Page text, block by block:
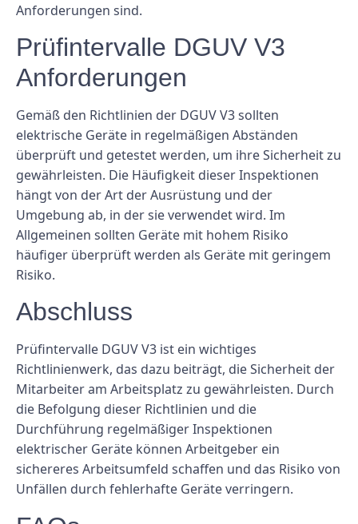
Anforderungen sind.
Prüfintervalle DGUV V3
Anforderungen
Gemäß den Richtlinien der DGUV V3 sollten
elektrische Geräte in regelmäßigen Abständen
überprüft und getestet werden, um ihre Sicherheit zu
gewährleisten. Die Häufigkeit dieser Inspektionen
hängt von der Art der Ausrüstung und der
Umgebung ab, in der sie verwendet wird. Im
Allgemeinen sollten Geräte mit hohem Risiko
häufiger überprüft werden als Geräte mit geringem
Risiko.
Abschluss
Prüfintervalle DGUV V3 ist ein wichtiges
Richtlinienwerk, das dazu beiträgt, die Sicherheit der
Mitarbeiter am Arbeitsplatz zu gewährleisten. Durch
die Befolgung dieser Richtlinien und die
Durchführung regelmäßiger Inspektionen
elektrischer Geräte können Arbeitgeber ein
sichereres Arbeitsumfeld schaffen und das Risiko von
Unfällen durch fehlerhafte Geräte verringern.